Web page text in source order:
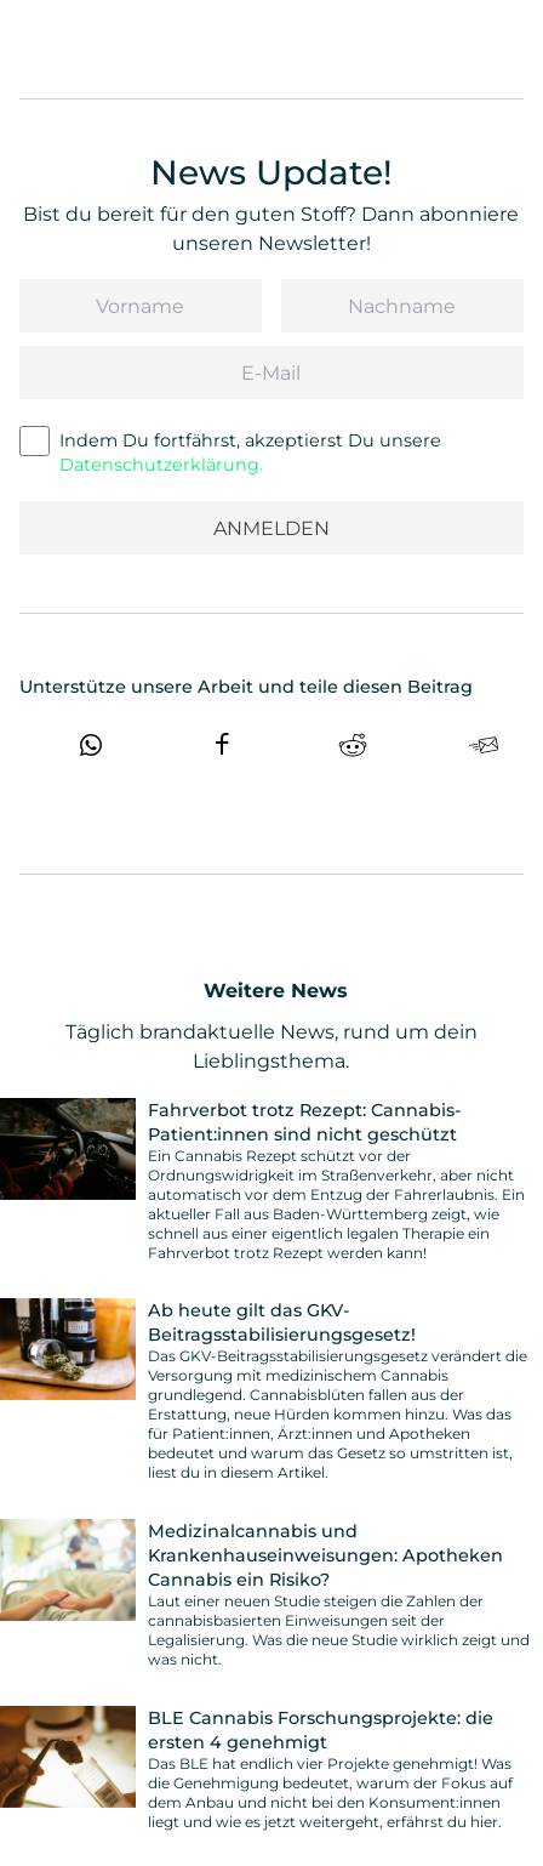
News Update!
Bist du bereit für den guten Stoff? Dann abonniere
unseren Newsletter!
Indem Du fortfährst, akzeptierst Du unsere
Datenschutzerklärung.
Unterstütze unsere Arbeit und teile diesen Beitrag
Weitere News
Täglich brandaktuelle News, rund um dein
Lieblingsthema.
Fahrverbot trotz Rezept: Cannabis-
Patient:innen sind nicht geschützt
Ein Cannabis Rezept schützt vor der
Ordnungswidrigkeit im Straßenverkehr, aber nicht
automatisch vor dem Entzug der Fahrerlaubnis. Ein
aktueller Fall aus Baden-Württemberg zeigt, wie
schnell aus einer eigentlich legalen Therapie ein
Fahrverbot trotz Rezept werden kann!
Ab heute gilt das GKV-
Beitragsstabilisierungsgesetz!
Das GKV-Beitragsstabilisierungsgesetz verändert die
Versorgung mit medizinischem Cannabis
grundlegend. Cannabisblüten fallen aus der
Erstattung, neue Hürden kommen hinzu. Was das
für Patient:innen, Ärzt:innen und Apotheken
bedeutet und warum das Gesetz so umstritten ist,
liest du in diesem Artikel.
Medizinalcannabis und
Krankenhauseinweisungen: Apotheken
Cannabis ein Risiko?
Laut einer neuen Studie steigen die Zahlen der
cannabisbasierten Einweisungen seit der
Legalisierung. Was die neue Studie wirklich zeigt und
was nicht.
BLE Cannabis Forschungsprojekte: die
ersten 4 genehmigt
Das BLE hat endlich vier Projekte genehmigt! Was
die Genehmigung bedeutet, warum der Fokus auf
dem Anbau und nicht bei den Konsument:innen
liegt und wie es jetzt weitergeht, erfährst du hier.